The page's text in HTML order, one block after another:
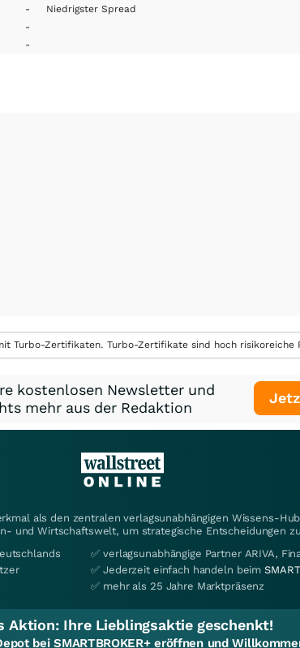
- Niedrigster Spread
-
-
Turbo-Zertifikaten. Turbo-Zertifikate sind hoch
kostenlosen Newsletter und
mehr aus der Redaktion
als den zentralen verlagsunabhängigen Wissens-
und Wirtschaftswelt, um strategische Entscheidungen
✅ verlagsunabhängige Partner ARIVA,
✅ Jederzeit einfach handeln beim
✅ mehr als 25 Jahre Marktpräsenz
Aktion: Ihre Lieblingsaktie geschenkt!
bei SMARTBROKER+ eröffnen und